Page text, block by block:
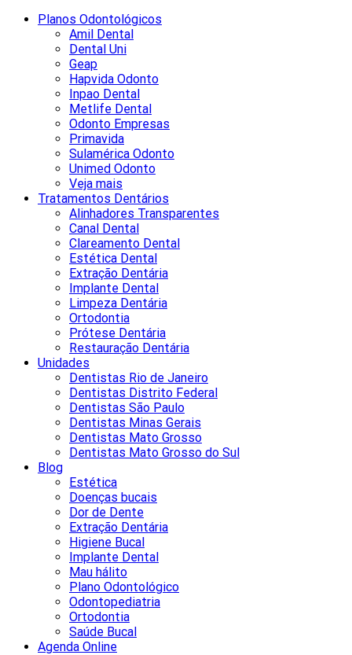
Planos Odontológicos
Amil Dental
Dental Uni
Geap
Hapvida Odonto
Inpao Dental
Metlife Dental
Odonto Empresas
Primavida
Sulamérica Odonto
Unimed Odonto
Veja mais
Tratamentos Dentários
Alinhadores Transparentes
Canal Dental
Clareamento Dental
Estética Dental
Extração Dentária
Implante Dental
Limpeza Dentária
Ortodontia
Prótese Dentária
Restauração Dentária
Unidades
Dentistas Rio de Janeiro
Dentistas Distrito Federal
Dentistas São Paulo
Dentistas Minas Gerais
Dentistas Mato Grosso
Dentistas Mato Grosso do Sul
Blog
Estética
Doenças bucais
Dor de Dente
Extração Dentária
Higiene Bucal
Implante Dental
Mau hálito
Plano Odontológico
Odontopediatria
Ortodontia
Saúde Bucal
Agenda Online